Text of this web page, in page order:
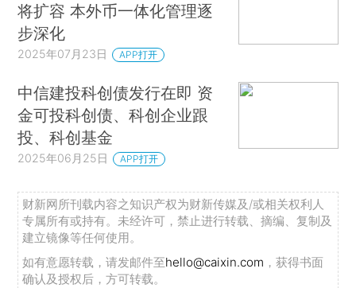
将扩容 本外币一体化管理逐
步深化
2025年07月23日 APP打开
中信建投科创债发行在即 资
金可投科创债、科创企业跟
投、科创基金
2025年06月25日 APP打开
财新网所刊载内容之知识产权为财新传媒及/或相关权利人
专属所有或持有。未经许可，禁止进行转载、摘编、复制及
建立镜像等任何使用。
如有意愿转载，请发邮件至hello@caixin.com ，获得书面
确认及授权后，方可转载。